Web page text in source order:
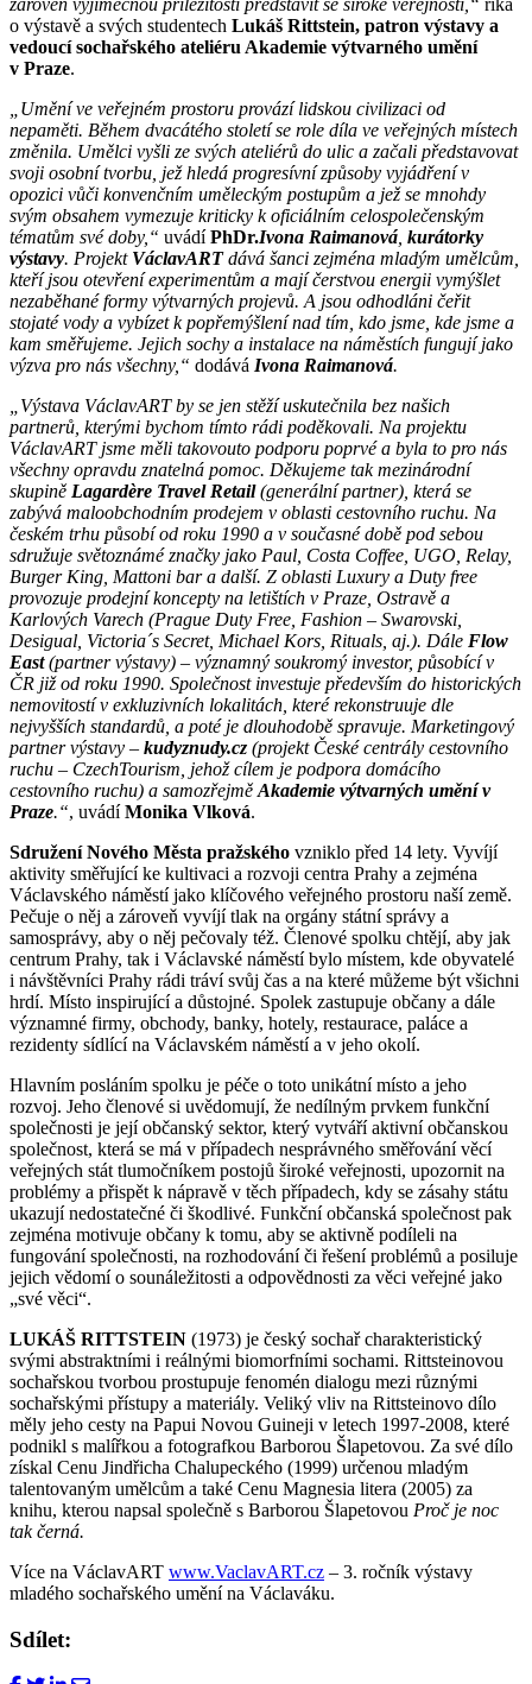
zároveň výjimečnou příležitostípředstavit se široké veřejnosti,“ říká
o výstavě a svých studentech Lukáš Rittstein, patron výstavy a
vedoucí sochařského ateliéru Akademie výtvarného umění
v Praze.
„Umění ve veřejném prostoru provází lidskou civilizaci od
nepaměti. Během dvacátého století se role díla ve veřejných místech
změnila. Umělci vyšli ze svých ateliérů do ulic a začali představovat
svoji osobní tvorbu, jež hledá progresívní způsoby vyjádření v
opozici vůči konvenčním uměleckým postupům a jež se mnohdy
svým obsahem vymezuje kriticky k oficiálním celospolečenským
tématům své doby,“ uvádíPhDr.Ivona Raimanová, kurátorky
výstavy. Projekt VáclavARTdává šanci zejména mladým umělcům,
kteří jsou otevření experimentům a mají čerstvou energii vymýšlet
nezaběhané formy výtvarných projevů. A jsou odhodláni čeřit
stojaté vody a vybízet k popřemýšlení nad tím, kdo jsme, kde jsme a
kam směřujeme. Jejich sochy a instalace na náměstích fungují jako
výzva pro nás všechny,“ dodává Ivona Raimanová.
„Výstava VáclavART by se jen stěží uskutečnila bez našich
partnerů, kterými bychom tímto rádi poděkovali. Na projektu
VáclavART jsme měli takovouto podporu poprvé a byla to pro nás
všechny opravdu znatelná pomoc. Děkujeme tak mezinárodní
skupině Lagardère Travel Retail(generální partner), která se
zabývá maloobchodním prodejem v oblasti cestovního ruchu. Na
českém trhu působí od roku 1990 a v současné době pod sebou
sdružuje světoznámé značky jako Paul, Costa Coffee, UGO, Relay,
Burger King, Mattoni bar a další. Z oblasti Luxury a Duty free
provozuje prodejní koncepty na letištích v Praze, Ostravě a
Karlových Varech (Prague Duty Free, Fashion – Swarovski,
Desigual, Victoria´s Secret, Michael Kors, Rituals, aj.). Dále Flow
East(partner výstavy) – významný soukromý investor, působící v
ČR již od roku 1990. Společnost investuje především do historických
nemovitostí v exkluzivních lokalitách, které rekonstruuje dle
nejvyšších standardů, a poté je dlouhodobě spravuje. Marketingový
partner výstavy – kudyznudy.cz (projekt České centrály cestovního
ruchu – CzechTourism, jehož cílem je podpora domácího
cestovního ruchu) a samozřejměAkademie výtvarných umění v
Praze.“, uvádíMonika Vlková.
Sdružení Nového Města pražského vzniklo před 14 lety. Vyvíjí
aktivity směřující ke kultivaci a rozvoji centra Prahy a zejména
Václavského náměstí jako klíčového veřejného prostoru naší země.
Pečuje o něj a zároveň vyvíjí tlak na orgány státní správy a
samosprávy, aby o něj pečovaly též. Členové spolku chtějí, aby jak
centrum Prahy, tak i Václavské náměstí bylo místem, kde obyvatelé
i návštěvníci Prahy rádi tráví svůj čas a na které můžeme být všichni
hrdí. Místo inspirující a důstojné. Spolek zastupuje občany a dále
významné firmy, obchody, banky, hotely, restaurace, paláce a
rezidenty sídlící na Václavském náměstí a v jeho okolí.
Hlavním posláním spolku je péče o toto unikátní místo a jeho
rozvoj. Jeho členové si uvědomují, že nedílným prvkem funkční
společnosti je její občanský sektor, který vytváří aktivní občanskou
společnost, která se má v případech nesprávného směřování věcí
veřejných stát tlumočníkem postojů široké veřejnosti, upozornit na
problémy a přispět k nápravě v těch případech, kdy se zásahy státu
ukazují nedostatečné či škodlivé. Funkční občanská společnost pak
zejména motivuje občany k tomu, aby se aktivně podíleli na
fungování společnosti, na rozhodování či řešení problémů a posiluje
jejich vědomí o sounáležitosti a odpovědnosti za věci veřejné jako
„své věci“.
LUKÁŠ RITTSTEIN (1973) je český sochař charakteristický
svými abstraktními i reálnými biomorfními sochami. Rittsteinovou
sochařskou tvorbou prostupuje fenomén dialogu mezi různými
sochařskými přístupy a materiály. Veliký vliv na Rittsteinovo dílo
měly jeho cesty na Papui Novou Guineji v letech 1997-2008, které
podnikl s malířkou a fotografkou Barborou Šlapetovou. Za své dílo
získal Cenu Jindřicha Chalupeckého (1999) určenou mladým
talentovaným umělcům a také Cenu Magnesia litera (2005) za
knihu, kterou napsal společně s Barborou Šlapetovou Proč je noc
tak černá.
Více na VáclavART www.VaclavART.cz – 3. ročník výstavy
mladého sochařského umění na Václaváku.
Sdílet: